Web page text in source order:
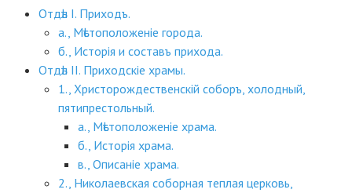
Отдѣл І. Приходъ.
а., Мѣстоположеніе города.
б., Исторія и составъ прихода.
Отдѣл ІІ. Приходскіе храмы.
1., Христорождественскій соборъ, холодный,
пятипрестольный.
а., Мѣстоположеніе храма.
б., Исторія храма.
в., Описаніе храма.
2., Николаевская соборная теплая церковь,